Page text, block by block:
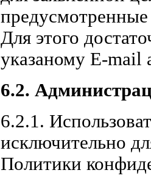
Для этого
указаному E-mail
6.2.
6.2.1.
исключительно
Политики